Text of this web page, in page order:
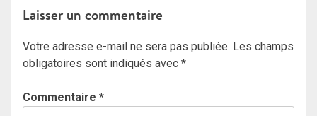
Laisser un commentaire
Votre adresse e-mail ne sera pas publiée. Les champs
obligatoires sont indiqués avec *
Commentaire *